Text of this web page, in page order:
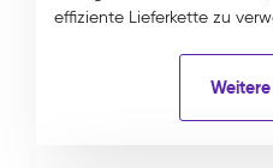
effiziente Lieferkette zu